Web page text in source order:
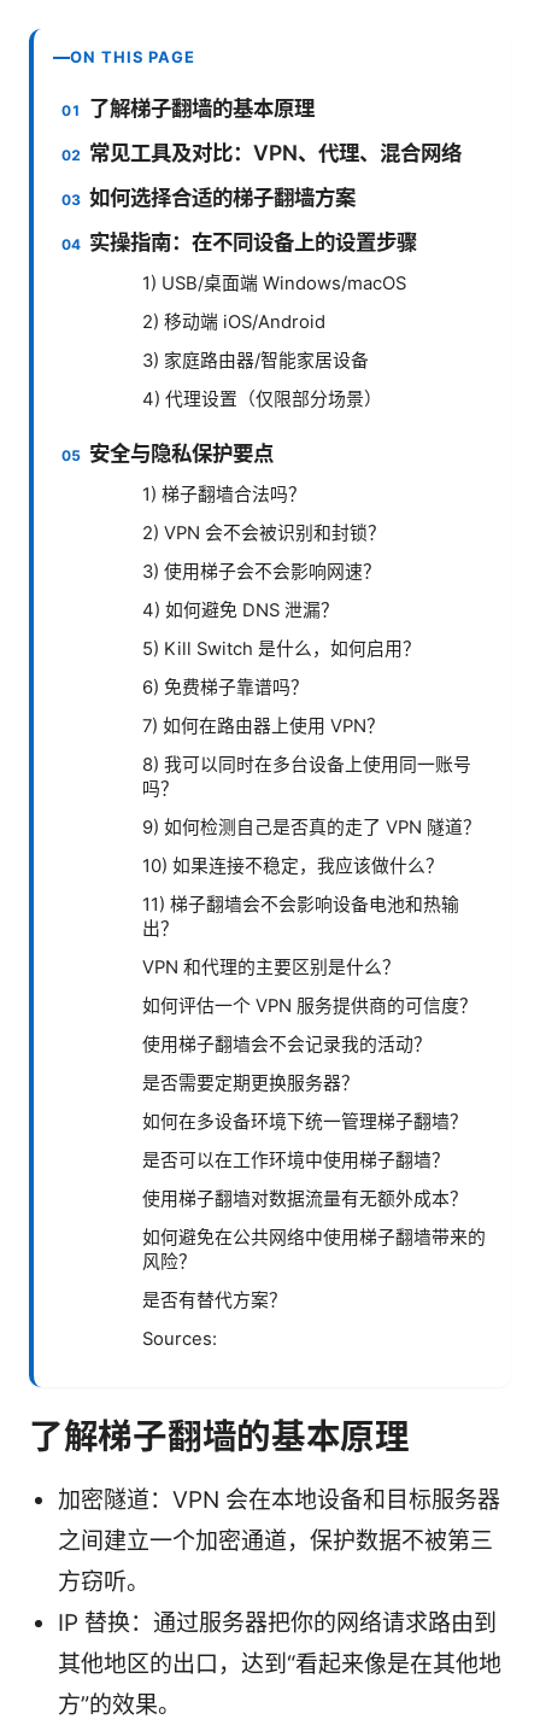
ON THIS PAGE
了解梯子翻墙的基本原理
常见工具及对比：VPN、代理、混合网络
如何选择合适的梯子翻墙方案
实操指南：在不同设备上的设置步骤
1) USB/桌面端 Windows/macOS
2) 移动端 iOS/Android
3) 家庭路由器/智能家居设备
4) 代理设置（仅限部分场景）
安全与隐私保护要点
1) 梯子翻墙合法吗？
2) VPN 会不会被识别和封锁？
3) 使用梯子会不会影响网速？
4) 如何避免 DNS 泄漏？
5) Kill Switch 是什么，如何启用？
6) 免费梯子靠谱吗？
7) 如何在路由器上使用 VPN？
8) 我可以同时在多台设备上使用同一账号
吗？
9) 如何检测自己是否真的走了 VPN 隧道？
10) 如果连接不稳定，我应该做什么？
11) 梯子翻墙会不会影响设备电池和热输
出？
VPN 和代理的主要区别是什么？
如何评估一个 VPN 服务提供商的可信度？
使用梯子翻墙会不会记录我的活动？
是否需要定期更换服务器？
如何在多设备环境下统一管理梯子翻墙？
是否可以在工作环境中使用梯子翻墙？
使用梯子翻墙对数据流量有无额外成本？
如何避免在公共网络中使用梯子翻墙带来的
风险？
是否有替代方案？
Sources:
了解梯子翻墙的基本原理
加密隧道：VPN 会在本地设备和目标服务器
之间建立一个加密通道，保护数据不被第三
方窃听。
IP 替换：通过服务器把你的网络请求路由到
其他地区的出口，达到“看起来像是在其他地
方”的效果。